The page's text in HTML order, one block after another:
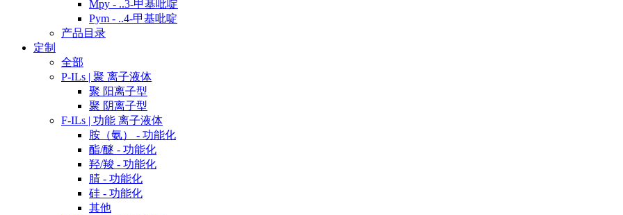
Mpy - ..3-甲基吡啶
Pym - ..4-甲基吡啶
产品目录
定制
全部
P-ILs | 聚 离子液体
聚 阳离子型
聚 阴离子型
F-ILs | 功能 离子液体
胺（氨） - 功能化
酯/醚 - 功能化
羟/羧 - 功能化
腈 - 功能化
硅 - 功能化
其他